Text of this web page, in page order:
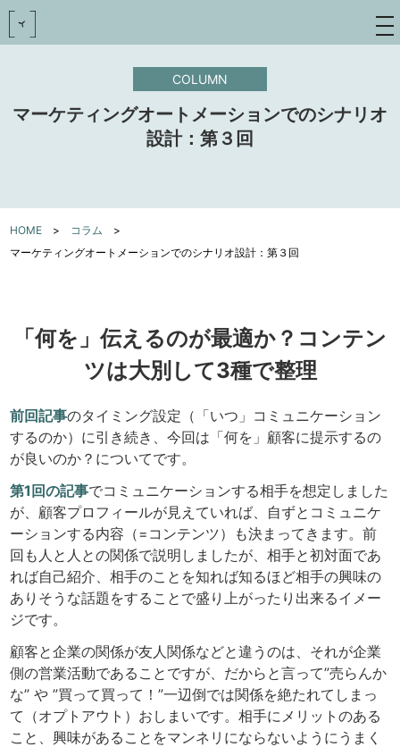
toggle
COLUMN
マーケティングオートメーションでのシナリオ
設計：第３回
HOME > コラム >
マーケティングオートメーションでのシナリオ設計：第３回
「何を」伝えるのが最適か？コンテン
ツは大別して3種で整理
前回記事のタイミング設定（「いつ」コミュニケーション
するのか）に引き続き、今回は「何を」顧客に提示するの
が良いのか？についてです。
第1回の記事でコミュニケーションする相手を想定しました
が、顧客プロフィールが見えていれば、自ずとコミュニケ
ーションする内容（=コンテンツ）も決まってきます。前
回も人と人との関係で説明しましたが、相手と初対面であ
れば自己紹介、相手のことを知れば知るほど相手の興味の
ありそうな話題をすることで盛り上がったり出来るイメー
ジです。
顧客と企業の関係が友人関係などと違うのは、それが企業
側の営業活動であることですが、だからと言って”売らんか
な” や ”買って買って！”一辺倒では関係を絶たれてしまっ
て（オプトアウト）おしまいです。相手にメリットのある
こと、興味があることをマンネリにならないようにうまく